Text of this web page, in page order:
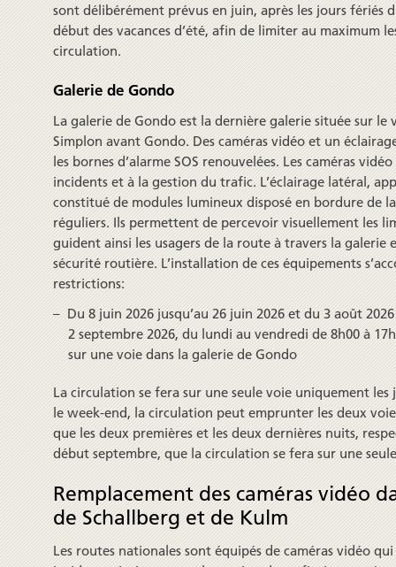
sont délibérément prévus en juin, après les jours fériés
début des vacances d’été, afin de limiter au maximum
circulation.
Galerie de Gondo
La galerie de Gondo est la dernière galerie située sur le
Simplon avant Gondo. Des caméras vidéo et un
les bornes d’alarme SOS renouvelées. Les caméras
incidents et à la gestion du trafic. L’éclairage latéral,
constitué de modules lumineux disposé en bordure de
réguliers. Ils permettent de percevoir visuellement les
guident ainsi les usagers de la route à travers la galerie
sécurité routière. L’installation de ces équipements
restrictions:
Du 8 juin 2026 jusqu’au 26 juin 2026 et du 3 août 2026
2 septembre 2026, du lundi au vendredi de 8h00 à
sur une voie dans la galerie de Gondo
La circulation se fera sur une seule voie uniquement
le week-end, la circulation peut emprunter les deux
que les deux premières et les deux dernières nuits,
début septembre, que la circulation se fera sur une
Remplacement des caméras vidéo
de Schallberg et de Kulm
Les routes nationales sont équipés de caméras vidéo